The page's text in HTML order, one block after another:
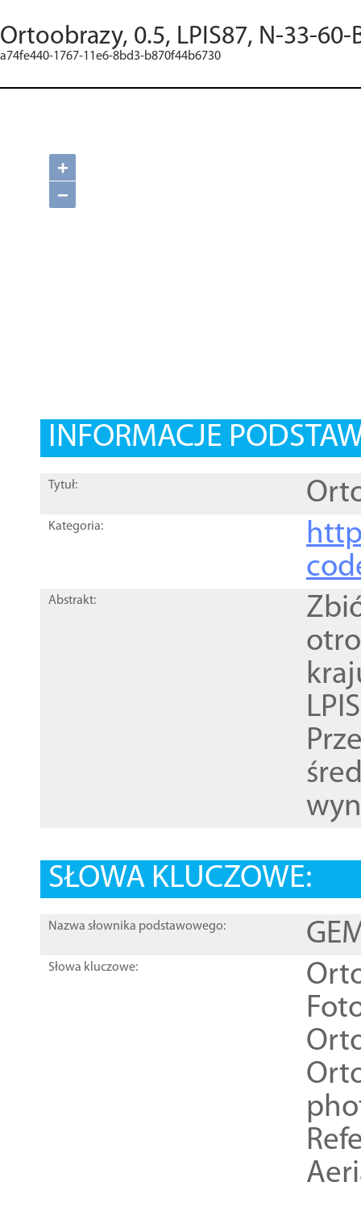
Ortoobrazy, 0.5, LPIS87, N-33-60-
a74fe440-1767-11e6-8bd3-b870f44b6730
+
−
INFORMACJE
Tytuł:
Kategoria:
Abstrakt:
SŁOWA KLUCZOWE:
Nazwa słownika podstawowego:
Słowa kluczowe: